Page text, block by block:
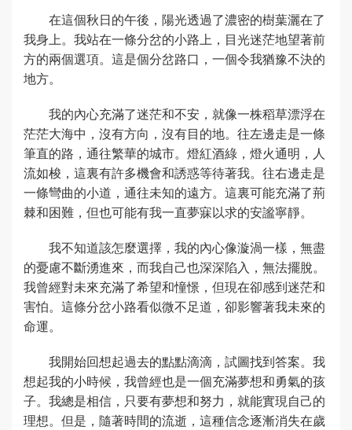
在這個秋日的午後，陽光透過了濃密的樹葉灑在了
我身上。我站在一條分岔的小路上，目光迷茫地望著前
方的兩個選項。這是個分岔路口，一個令我猶豫不決的
地方。
我的內心充滿了迷茫和不安，就像一株稻草漂浮在
茫茫大海中，沒有方向，沒有目的地。往左邊走是一條
筆直的路，通往繁華的城市。燈紅酒綠，燈火通明，人
流如梭，這裏有許多機會和誘惑等待著我。往右邊走是
一條彎曲的小道，通往未知的遠方。這裏可能充滿了荊
棘和困難，但也可能有我一直夢寐以求的安謐寧靜。
我不知道該怎麼選擇，我的內心像漩渦一樣，無盡
的憂慮不斷湧進來，而我自己也深深陷入，無法擺脫。
我曾經對未來充滿了希望和憧憬，但現在卻感到迷茫和
害怕。這條分岔小路看似微不足道，卻影響著我未來的
命運。
我開始回想起過去的點點滴滴，試圖找到答案。我
想起我的小時候，我曾經也是一個充滿夢想和勇氣的孩
子。我總是相信，只要有夢想和努力，就能實現自己的
理想。但是，隨著時間的流逝，這種信念逐漸消失在歲